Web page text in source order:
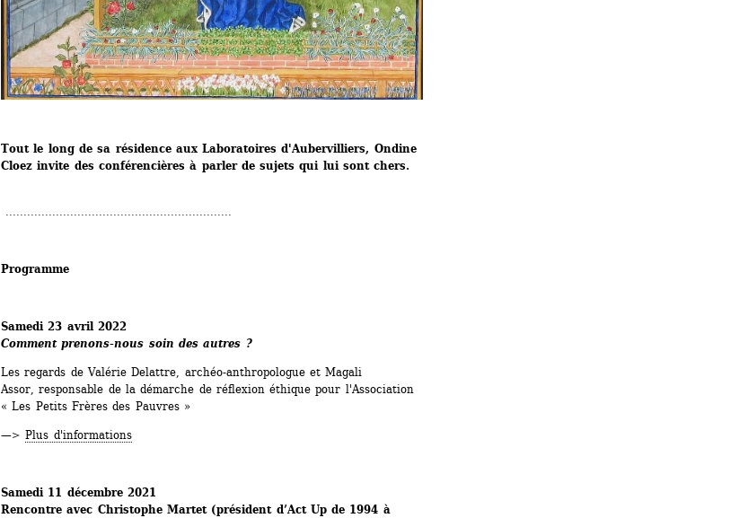
Tout le long de sa résidence aux Laboratoires d'Aubervilliers, Ondine
Cloez invite des conférencières à parler de sujets qui lui sont chers.
Programme
Samedi 23 avril 2022
Comment prenons-nous soin des autres ?
Les regards de Valérie Delattre, archéo-anthropologue et Magali
Assor, responsable de la démarche de réflexion éthique pour l'Association
« Les Petits Frères des Pauvres »
—> Plus d'informations
Samedi 11 décembre 2021
Rencontre avec Christophe Martet (président d’Act Up de 1994 à